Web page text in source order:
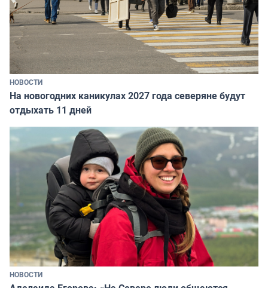
НОВОСТИ
На новогодних каникулах 2027 года северяне будут
отдыхать 11 дней
НОВОСТИ